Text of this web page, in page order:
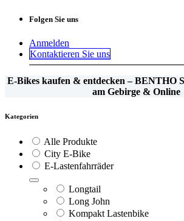
Folgen Sie uns
Anmelden
Kontaktieren Sie uns
E-Bikes kaufen & entdecken – BENTHO
am Gebirge & Online
Kategorien
Alle Produkte
City E-Bike
E-Lastenfahrräder
Longtail
Long John
Kompakt Lastenbike